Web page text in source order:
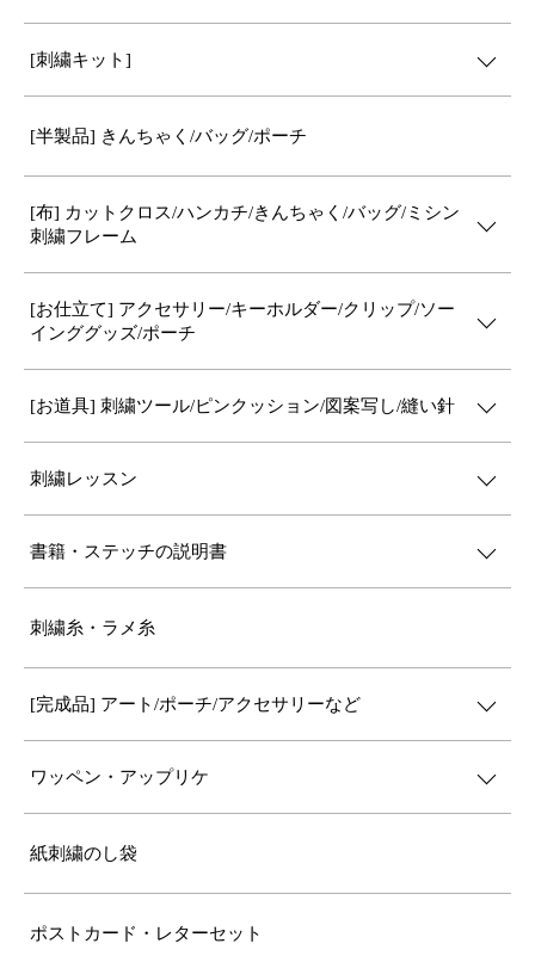
[刺繍キット]
[半製品] きんちゃく/バッグ/ポーチ
[布] カットクロス/ハンカチ/きんちゃく/バッグ/ミシン
刺繍フレーム
[お仕立て] アクセサリー/キーホルダー/クリップ/ソー
インググッズ/ポーチ
[お道具] 刺繍ツール/ピンクッション/図案写し/縫い針
刺繍レッスン
書籍・ステッチの説明書
刺繍糸・ラメ糸
[完成品] アート/ポーチ/アクセサリーなど
ワッペン・アップリケ
紙刺繍のし袋
ポストカード・レターセット